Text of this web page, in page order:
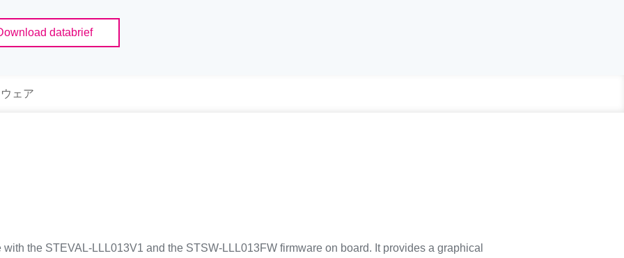
databrief
ェア
the STEVAL-LLL013V1 and the STSW-LLL013FW firmware on board. It provides a graphical